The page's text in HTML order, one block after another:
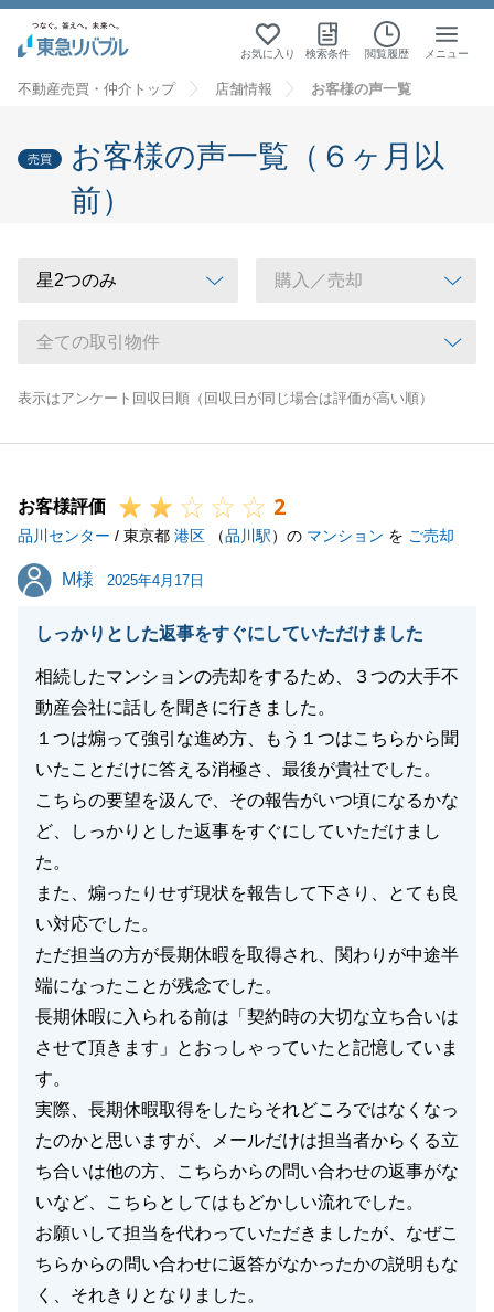
お気に入り 検索条件 閲覧履歴 メニュー
不動産売買・仲介トップ 店舗情報 お客様の声一覧
売買
お客様の声一覧（６ヶ月以
前）
表示はアンケート回収日順（回収日が同じ場合は評価が高い順）
お客様評価 2
品川センター / 東京都 港区 （品川駅）の マンション を ご売却
M様
M様 2025年4月17日
しっかりとした返事をすぐにしていただけました
相続したマンションの売却をするため、３つの大手不
動産会社に話しを聞きに行きました。
１つは煽って強引な進め方、もう１つはこちらから聞
いたことだけに答える消極さ、最後が貴社でした。
こちらの要望を汲んで、その報告がいつ頃になるかな
ど、しっかりとした返事をすぐにしていただけまし
た。
また、煽ったりせず現状を報告して下さり、とても良
い対応でした。
ただ担当の方が長期休暇を取得され、関わりが中途半
端になったことが残念でした。
長期休暇に入られる前は「契約時の大切な立ち合いは
させて頂きます」とおっしゃっていたと記憶していま
す。
実際、長期休暇取得をしたらそれどころではなくなっ
たのかと思いますが、メールだけは担当者からくる立
ち合いは他の方、こちらからの問い合わせの返事がな
いなど、こちらとしてはもどかしい流れでした。
お願いして担当を代わっていただきましたが、なぜこ
ちらからの問い合わせに返答がなかったかの説明もな
く、それきりとなりました。